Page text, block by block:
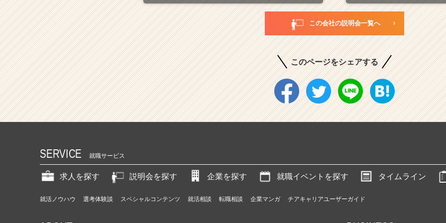
この会社の説明会一覧へ
このページをシェアする
SERVICE 就職サービス
求人を探す 説明会を探す 企業を探す 就職イベントを探す タイムライン
就活ノウハウ 選考体験談 スペシャルコンテンツ 就活相談 転職相談 企業マンガ チアキャリアユーザーガイド